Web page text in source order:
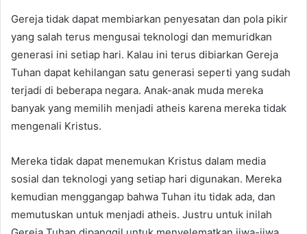
Gereja tidak dapat membiarkan penyesatan dan pola pikir
yang salah terus mengusai teknologi dan memuridkan
generasi ini setiap hari. Kalau ini terus dibiarkan Gereja
Tuhan dapat kehilangan satu generasi seperti yang sudah
terjadi di beberapa negara. Anak-anak muda mereka
banyak yang memilih menjadi atheis karena mereka tidak
mengenali Kristus.
Mereka tidak dapat menemukan Kristus dalam media
sosial dan teknologi yang setiap hari digunakan. Mereka
kemudian menggangap bahwa Tuhan itu tidak ada, dan
memutuskan untuk menjadi atheis. Justru untuk inilah